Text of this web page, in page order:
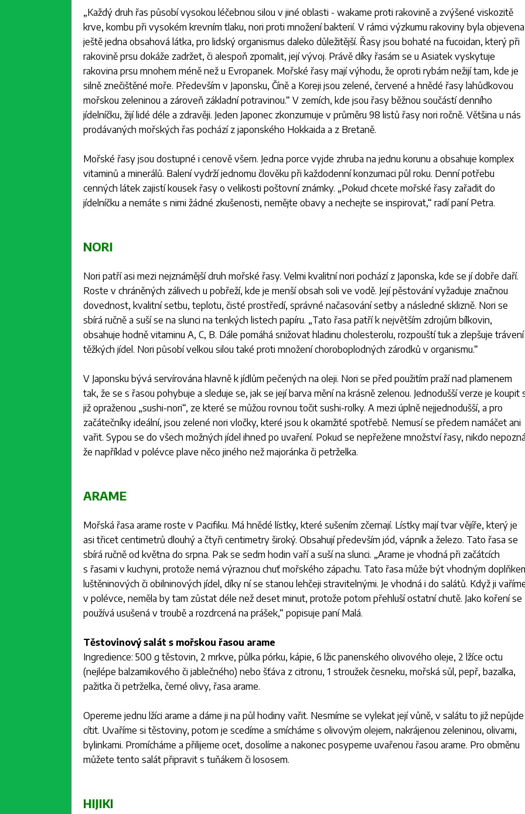
„Každý druh řas působí vysokou léčebnou silou v jiné oblasti - wakame proti rakovině a zvýšené viskozitě
krve, kombu při vysokém krevním tlaku, nori proti množení bakterií. V rámci výzkumu rakoviny byla objevena
ještě jedna obsahová látka, pro lidský organismus daleko důležitější. Řasy jsou bohaté na fucoidan, který při
rakovině prsu dokáže zadržet, či alespoň zpomalit, její vývoj. Právě díky řasám se u Asiatek vyskytuje
rakovina prsu mnohem méně než u Evropanek. Mořské řasy mají výhodu, že oproti rybám nežijí tam, kde je
silně znečištěné moře. Především v Japonsku, Číně a Koreji jsou zelené, červené a hnědé řasy lahůdkovou
mořskou zeleninou a zároveň základní potravinou.“ V zemích, kde jsou řasy běžnou součástí denního
jídelníčku, žijí lidé déle a zdravěji. Jeden Japonec zkonzumuje v průměru 98 listů řasy nori ročně. Většina u nás
prodávaných mořských řas pochází z japonského Hokkaida a z Bretaně.
Mořské řasy jsou dostupné i cenově všem. Jedna porce vyjde zhruba na jednu korunu a obsahuje komplex
vitaminů a minerálů. Balení vydrží jednomu člověku při každodenní konzumaci půl roku. Denní potřebu
cenných látek zajistí kousek řasy o velikosti poštovní známky. „Pokud chcete mořské řasy zařadit do
jídelníčku a nemáte s nimi žádné zkušenosti, nemějte obavy a nechejte se inspirovat,“ radí paní Petra.
NORI
Nori patří asi mezi nejznámější druh mořské řasy. Velmi kvalitní nori pochází z Japonska, kde se jí dobře daří.
Roste v chráněných zálivech u pobřeží, kde je menší obsah soli ve vodě. Její pěstování vyžaduje značnou
dovednost, kvalitní setbu, teplotu, čisté prostředí, správné načasování setby a následné sklizně. Nori se
sbírá ručně a suší se na slunci na tenkých listech papíru. „Tato řasa patří k největším zdrojům bílkovin,
obsahuje hodně vitaminu A, C, B. Dále pomáhá snižovat hladinu cholesterolu, rozpouští tuk a zlepšuje trávení
těžkých jídel. Nori působí velkou silou také proti množení choroboplodných zárodků v organismu.“
V Japonsku bývá servírována hlavně k jídlům pečených na oleji. Nori se před použitím praží nad plamenem
tak, že se s řasou pohybuje a sleduje se, jak se její barva mění na krásně zelenou. Jednodušší verze je koupit
již opraženou „sushi-nori“, ze které se můžou rovnou točit sushi-rolky. A mezi úplně nejjednodušší, a pro
začátečníky ideální, jsou zelené nori vločky, které jsou k okamžité spotřebě. Nemusí se předem namáčet ani
vařit. Sypou se do všech možných jídel ihned po uvaření. Pokud se nepřežene množství řasy, nikdo
že například v polévce plave něco jiného než majoránka či petrželka.
ARAME
Mořská řasa arame roste v Pacifiku. Má hnědé lístky, které sušením zčernají. Lístky mají tvar vějíře, který je
asi třicet centimetrů dlouhý a čtyři centimetry široký. Obsahují především jód, vápník a železo. Tato řasa se
sbírá ručně od května do srpna. Pak se sedm hodin vaří a suší na slunci. „Arame je vhodná při začátcích
s řasami v kuchyni, protože nemá výraznou chuť mořského zápachu. Tato řasa může být vhodným
luštěninových či obilninových jídel, díky ní se stanou lehčeji stravitelnými. Je vhodná i do salátů. Když ji
v polévce, neměla by tam zůstat déle než deset minut, protože potom přehluší ostatní chutě. Jako koření se
používá usušená v troubě a rozdrcená na prášek,“ popisuje paní Malá.
Těstovinový salát s mořskou řasou arame
Ingredience: 500 g těstovin, 2 mrkve, půlka pórku, kápie, 6 lžic panenského olivového oleje, 2 lžíce octu
(nejlépe balzamikového či jablečného) nebo šťáva z citronu, 1 stroužek česneku, mořská sůl, pepř, bazalka,
pažitka či petrželka, černé olivy, řasa arame.
Opereme jednu lžíci arame a dáme ji na půl hodiny vařit. Nesmíme se vylekat její vůně, v salátu to již nepůjde
cítit. Uvaříme si těstoviny, potom je scedíme a smícháme s olivovým olejem, nakrájenou zeleninou, olivami,
bylinkami. Promícháme a přilijeme ocet, dosolíme a nakonec posypeme uvařenou řasou arame. Pro obměnu
můžete tento salát připravit s tuňákem či lososem.
HIJIKI